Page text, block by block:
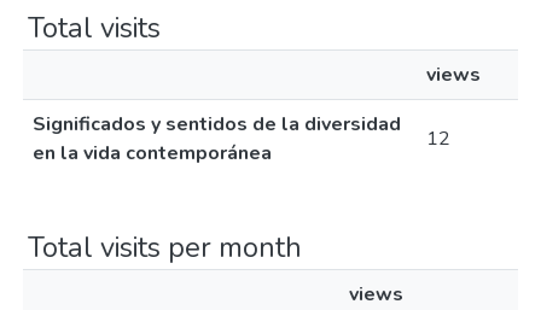
Total visits
views
Significados y sentidos de la diversidad
en la vida contemporánea
12
Total visits per month
views